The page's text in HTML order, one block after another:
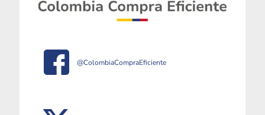
@ColombiaCompraEficiente